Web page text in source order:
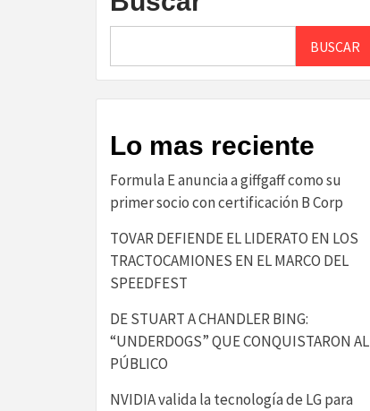
BUSCAR
Lo mas reciente
​Formula E anuncia a giffgaff como su
primer socio con certificación B Corp​
TOVAR DEFIENDE EL LIDERATO EN LOS
TRACTOCAMIONES EN EL MARCO DEL
SPEEDFEST
DE STUART A CHANDLER BING:
“UNDERDOGS” QUE CONQUISTARON AL
PÚBLICO
NVIDIA valida la tecnología de LG para